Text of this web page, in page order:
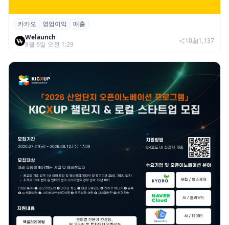
카카오, 2026년 2분기 매출 2조985억·영업
이익 2770억…역대 분기 최대
카카오 영업이익
매출
Welaunch
8월 6일 오전 1:29
10 1,137